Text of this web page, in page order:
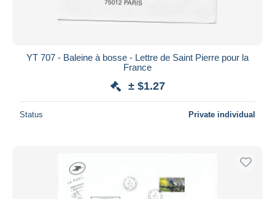
YT 707 - Baleine à bosse - Lettre de Saint Pierre pour la
France
± $1.27
Status Private individual